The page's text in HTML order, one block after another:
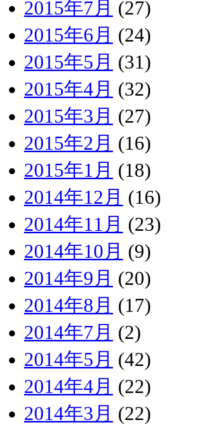
2015年7月 (27)
2015年6月 (24)
2015年5月 (31)
2015年4月 (32)
2015年3月 (27)
2015年2月 (16)
2015年1月 (18)
2014年12月 (16)
2014年11月 (23)
2014年10月 (9)
2014年9月 (20)
2014年8月 (17)
2014年7月 (2)
2014年5月 (42)
2014年4月 (22)
2014年3月 (22)